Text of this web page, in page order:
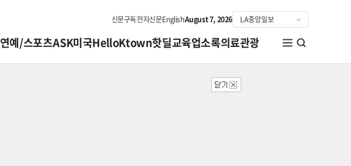
신문구독전자신문EnglishAugust 7, 2026
연예/스포츠ASK미국HelloKtown핫딜교육업소록의료관광